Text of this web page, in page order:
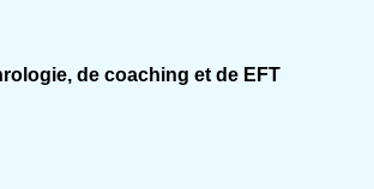
de coaching et de EFT